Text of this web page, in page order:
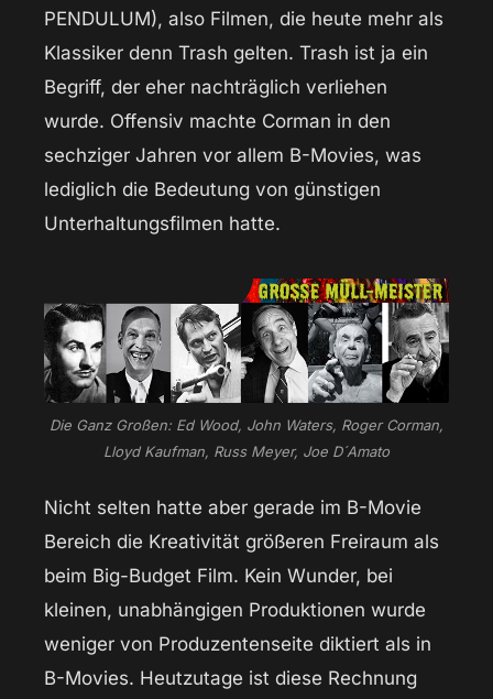
PENDULUM), also Filmen, die heute mehr als
Klassiker denn Trash gelten. Trash ist ja ein
Begriff, der eher nachträglich verliehen
wurde. Offensiv machte Corman in den
sechziger Jahren vor allem B-Movies, was
lediglich die Bedeutung von günstigen
Unterhaltungsfilmen hatte.
Die Ganz Großen: Ed Wood, John Waters, Roger Corman,
Lloyd Kaufman, Russ Meyer, Joe D´Amato
Nicht selten hatte aber gerade im B-Movie
Bereich die Kreativität größeren Freiraum als
beim Big-Budget Film. Kein Wunder, bei
kleinen, unabhängigen Produktionen wurde
weniger von Produzentenseite diktiert als in
B-Movies. Heutzutage ist diese Rechnung